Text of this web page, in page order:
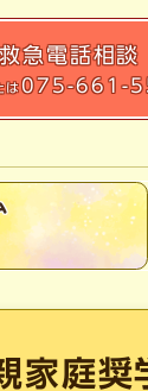
急電話相談
は 075-661-
家庭奨